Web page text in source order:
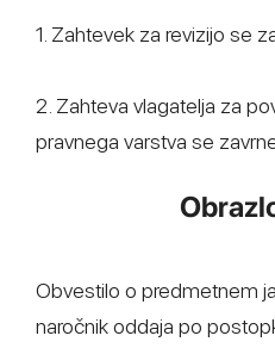
1. Zahtevek za revizijo se
2. Zahteva vlagatelja za
pravnega varstva se
Obvestilo o predmetnem
naročnik oddaja po